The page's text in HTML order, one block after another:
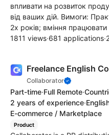
впливати на розвиток
від ваших дій. Вимоги:
2х років; вміння працювати
1811 views·681 applications·
Freelance English
Collaborator
Part-time·Full Remote·
2 years of experience·
E-commerce / Marketplace
Product